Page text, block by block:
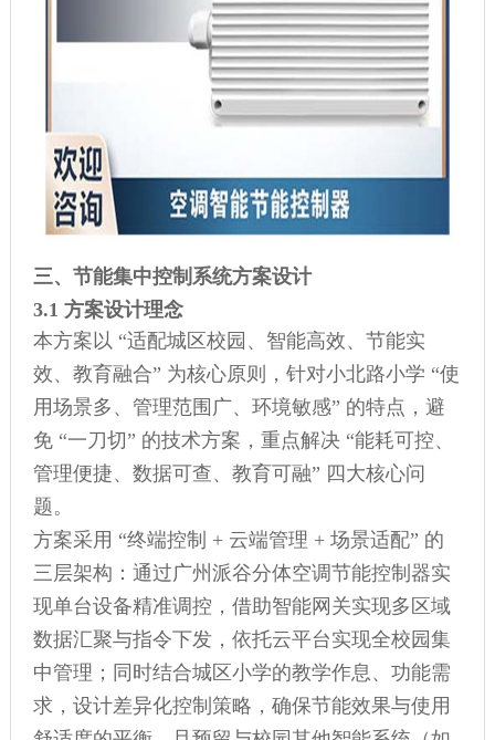
三、节能集中控制系统方案设计
3.1 方案设计理念
本方案以 “适配城区校园、智能高效、节能实
效、教育融合” 为核心原则，针对小北路小学 “使
用场景多、管理范围广、环境敏感” 的特点，避
免 “一刀切” 的技术方案，重点解决 “能耗可控、
管理便捷、数据可查、教育可融” 四大核心问
题。
方案采用 “终端控制 + 云端管理 + 场景适配” 的
三层架构：通过广州派谷分体空调节能控制器实
现单台设备精准调控，借助智能网关实现多区域
数据汇聚与指令下发，依托云平台实现全校园集
中管理；同时结合城区小学的教学作息、功能需
求，设计差异化控制策略，确保节能效果与使用